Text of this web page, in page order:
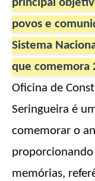
principal
povos e
Sistema
que comemora
Oficina de
Seringueira é
comemorar o
proporcionando
memórias,